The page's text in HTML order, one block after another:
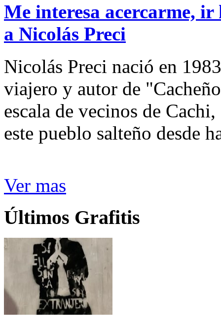
Me interesa acercarme,
a Nicolás Preci
Nicolás Preci nació en
viajero y autor de
escala de vecinos de
este pueblo salteño desde
Ver mas
Últimos Grafitis